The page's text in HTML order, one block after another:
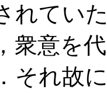
れてい
衆意を
それ故